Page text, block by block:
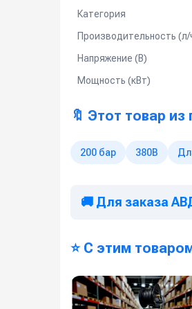
Используется на
Мойка любых
Мойка полов и
Подготовка
предприятиях
Категория
Производительность (л/
Напряжение (В)
Мощность (кВт)
🔖 Этот товар
200 бар 380В
🚚 Для заказа
⭐ С этим